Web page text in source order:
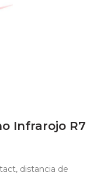
Infrarojo R7
distancia de